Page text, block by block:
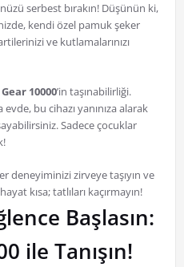
serbest bırakın! Düşünün ki,
kendi özel pamuk şeker
ve kutlamalarınızı
10000’in taşınabilirliği.
bu cihazı yanınıza alarak
Sadece çocuklar
deneyiminizi zirveye taşıyın ve
kısa; tatlıları kaçırmayın!
Başlasın:
ile Tanışın!